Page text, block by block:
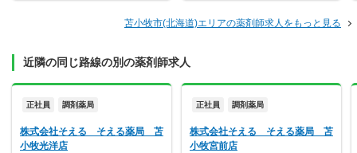
苫小牧市(北海道)エリアの薬剤師求人をもっと見る
近隣の同じ路線の別の薬剤師求人
正社員 調剤薬局
株式会社そえる そえる薬局 苫
小牧光洋店
正社員 調剤薬局
株式会社そえる そえる薬局 苫
小牧宮前店